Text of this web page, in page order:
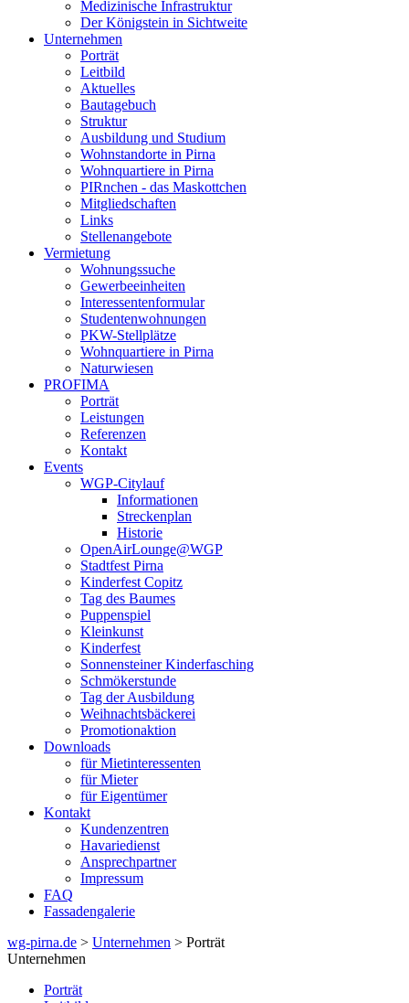
Medizinische Infrastruktur
Der Königstein in Sichtweite
Unternehmen
Porträt
Leitbild
Aktuelles
Bautagebuch
Struktur
Ausbildung und Studium
Wohnstandorte in Pirna
Wohnquartiere in Pirna
PIRnchen - das Maskottchen
Mitgliedschaften
Links
Stellenangebote
Vermietung
Wohnungssuche
Gewerbeeinheiten
Interessentenformular
Studentenwohnungen
PKW-Stellplätze
Wohnquartiere in Pirna
Naturwiesen
PROFIMA
Porträt
Leistungen
Referenzen
Kontakt
Events
WGP-Citylauf
Informationen
Streckenplan
Historie
OpenAirLounge@WGP
Stadtfest Pirna
Kinderfest Copitz
Tag des Baumes
Puppenspiel
Kleinkunst
Kinderfest
Sonnensteiner Kinderfasching
Schmökerstunde
Tag der Ausbildung
Weihnachtsbäckerei
Promotionaktion
Downloads
für Mietinteressenten
für Mieter
für Eigentümer
Kontakt
Kundenzentren
Havariedienst
Ansprechpartner
Impressum
FAQ
Fassadengalerie
wg-pirna.de > Unternehmen > Porträt
Unternehmen
Porträt